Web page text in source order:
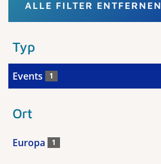
ALLE FILTER ENTFERNEN
Typ
Events 1
Ort
Europa 1